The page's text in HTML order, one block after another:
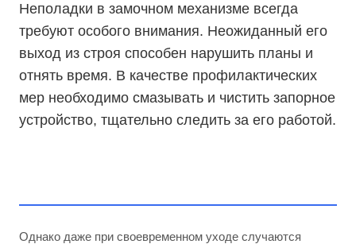
Неполадки в замочном механизме всегда
требуют особого внимания. Неожиданный его
выход из строя способен нарушить планы и
отнять время. В качестве профилактических
мер необходимо смазывать и чистить запорное
устройство, тщательно следить за его работой.
Однако даже при своевременном уходе случаются